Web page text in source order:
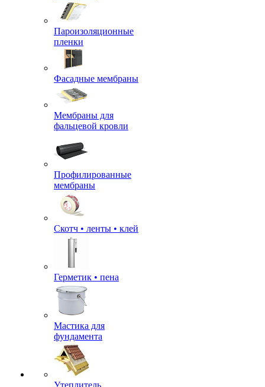
Пароизоляционные
пленки
Фасадные мембраны
Мембраны для
фальцевой кровли
Профилированные
мембраны
Скотч • ленты • клей
Герметик • пена
Мастика для
фундамента
Утеплитель